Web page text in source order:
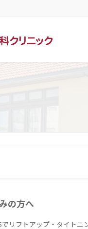
の方へ
リフトアップ・タイト